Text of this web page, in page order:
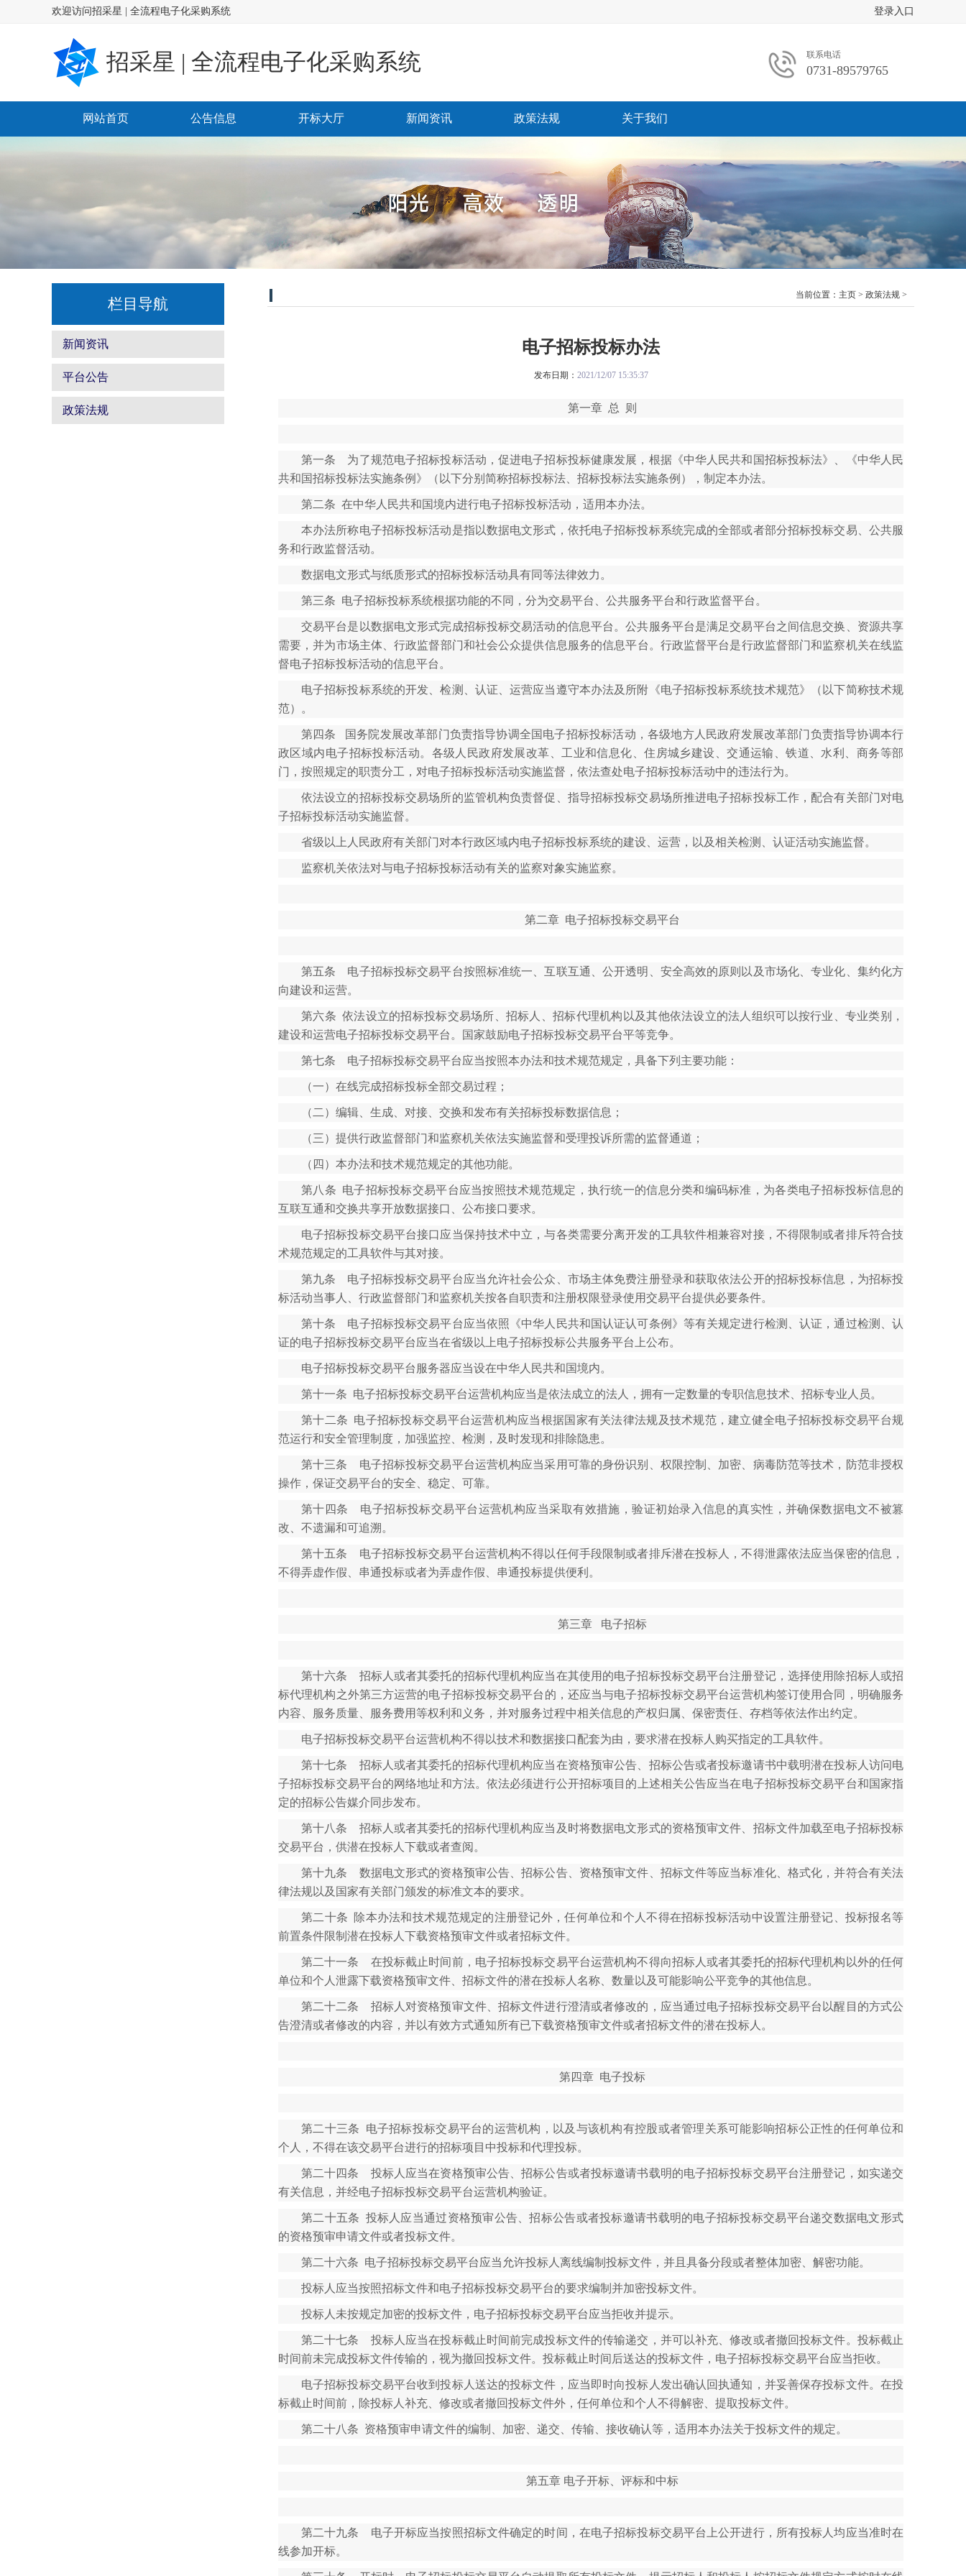
欢迎访问招采星 | 全流程电子化采购系统 登录入口
招采星 | 全流程电子化采购系统 联系电话
0731-89579765
网站首页 公告信息 开标大厅 新闻资讯 政策法规 关于我们
栏目导航
新闻资讯
平台公告
政策法规
当前位置： 主页 > 政策法规 >
电子招标投标办法
发布日期： 2021/12/07 15:35:37
第一章 总 则
第一条 为了规范电子招标投标活动，促进电子招标投标健康发展，根据《中华人民共和国招标投标法》、《中华人民
共和国招标投标法实施条例》（以下分别简称招标投标法、招标投标法实施条例），制定本办法。
第二条 在中华人民共和国境内进行电子招标投标活动，适用本办法。
本办法所称电子招标投标活动是指以数据电文形式，依托电子招标投标系统完成的全部或者部分招标投标交易、公共服
务和行政监督活动。
数据电文形式与纸质形式的招标投标活动具有同等法律效力。
第三条 电子招标投标系统根据功能的不同，分为交易平台、公共服务平台和行政监督平台。
交易平台是以数据电文形式完成招标投标交易活动的信息平台。公共服务平台是满足交易平台之间信息交换、资源共享
需要，并为市场主体、行政监督部门和社会公众提供信息服务的信息平台。行政监督平台是行政监督部门和监察机关在线监
督电子招标投标活动的信息平台。
电子招标投标系统的开发、检测、认证、运营应当遵守本办法及所附《电子招标投标系统技术规范》（以下简称技术规
范）。
第四条 国务院发展改革部门负责指导协调全国电子招标投标活动，各级地方人民政府发展改革部门负责指导协调本行
政区域内电子招标投标活动。各级人民政府发展改革、工业和信息化、住房城乡建设、交通运输、铁道、水利、商务等部
门，按照规定的职责分工，对电子招标投标活动实施监督，依法查处电子招标投标活动中的违法行为。
依法设立的招标投标交易场所的监管机构负责督促、指导招标投标交易场所推进电子招标投标工作，配合有关部门对电
子招标投标活动实施监督。
省级以上人民政府有关部门对本行政区域内电子招标投标系统的建设、运营，以及相关检测、认证活动实施监督。
监察机关依法对与电子招标投标活动有关的监察对象实施监察。
第二章 电子招标投标交易平台
第五条 电子招标投标交易平台按照标准统一、互联互通、公开透明、安全高效的原则以及市场化、专业化、集约化方
向建设和运营。
第六条 依法设立的招标投标交易场所、招标人、招标代理机构以及其他依法设立的法人组织可以按行业、专业类别，
建设和运营电子招标投标交易平台。国家鼓励电子招标投标交易平台平等竞争。
第七条 电子招标投标交易平台应当按照本办法和技术规范规定，具备下列主要功能：
（一）在线完成招标投标全部交易过程；
（二）编辑、生成、对接、交换和发布有关招标投标数据信息；
（三）提供行政监督部门和监察机关依法实施监督和受理投诉所需的监督通道；
（四）本办法和技术规范规定的其他功能。
第八条 电子招标投标交易平台应当按照技术规范规定，执行统一的信息分类和编码标准，为各类电子招标投标信息的
互联互通和交换共享开放数据接口、公布接口要求。
电子招标投标交易平台接口应当保持技术中立，与各类需要分离开发的工具软件相兼容对接，不得限制或者排斥符合技
术规范规定的工具软件与其对接。
第九条 电子招标投标交易平台应当允许社会公众、市场主体免费注册登录和获取依法公开的招标投标信息，为招标投
标活动当事人、行政监督部门和监察机关按各自职责和注册权限登录使用交易平台提供必要条件。
第十条 电子招标投标交易平台应当依照《中华人民共和国认证认可条例》等有关规定进行检测、认证，通过检测、认
证的电子招标投标交易平台应当在省级以上电子招标投标公共服务平台上公布。
电子招标投标交易平台服务器应当设在中华人民共和国境内。
第十一条 电子招标投标交易平台运营机构应当是依法成立的法人，拥有一定数量的专职信息技术、招标专业人员。
第十二条 电子招标投标交易平台运营机构应当根据国家有关法律法规及技术规范，建立健全电子招标投标交易平台规
范运行和安全管理制度，加强监控、检测，及时发现和排除隐患。
第十三条 电子招标投标交易平台运营机构应当采用可靠的身份识别、权限控制、加密、病毒防范等技术，防范非授权
操作，保证交易平台的安全、稳定、可靠。
第十四条 电子招标投标交易平台运营机构应当采取有效措施，验证初始录入信息的真实性，并确保数据电文不被篡
改、不遗漏和可追溯。
第十五条 电子招标投标交易平台运营机构不得以任何手段限制或者排斥潜在投标人，不得泄露依法应当保密的信息，
不得弄虚作假、串通投标或者为弄虚作假、串通投标提供便利。
第三章 电子招标
第十六条 招标人或者其委托的招标代理机构应当在其使用的电子招标投标交易平台注册登记，选择使用除招标人或招
标代理机构之外第三方运营的电子招标投标交易平台的，还应当与电子招标投标交易平台运营机构签订使用合同，明确服务
内容、服务质量、服务费用等权利和义务，并对服务过程中相关信息的产权归属、保密责任、存档等依法作出约定。
电子招标投标交易平台运营机构不得以技术和数据接口配套为由，要求潜在投标人购买指定的工具软件。
第十七条 招标人或者其委托的招标代理机构应当在资格预审公告、招标公告或者投标邀请书中载明潜在投标人访问电
子招标投标交易平台的网络地址和方法。依法必须进行公开招标项目的上述相关公告应当在电子招标投标交易平台和国家指
定的招标公告媒介同步发布。
第十八条 招标人或者其委托的招标代理机构应当及时将数据电文形式的资格预审文件、招标文件加载至电子招标投标
交易平台，供潜在投标人下载或者查阅。
第十九条 数据电文形式的资格预审公告、招标公告、资格预审文件、招标文件等应当标准化、格式化，并符合有关法
律法规以及国家有关部门颁发的标准文本的要求。
第二十条 除本办法和技术规范规定的注册登记外，任何单位和个人不得在招标投标活动中设置注册登记、投标报名等
前置条件限制潜在投标人下载资格预审文件或者招标文件。
第二十一条 在投标截止时间前，电子招标投标交易平台运营机构不得向招标人或者其委托的招标代理机构以外的任何
单位和个人泄露下载资格预审文件、招标文件的潜在投标人名称、数量以及可能影响公平竞争的其他信息。
第二十二条 招标人对资格预审文件、招标文件进行澄清或者修改的，应当通过电子招标投标交易平台以醒目的方式公
告澄清或者修改的内容，并以有效方式通知所有已下载资格预审文件或者招标文件的潜在投标人。
第四章 电子投标
第二十三条 电子招标投标交易平台的运营机构，以及与该机构有控股或者管理关系可能影响招标公正性的任何单位和
个人，不得在该交易平台进行的招标项目中投标和代理投标。
第二十四条 投标人应当在资格预审公告、招标公告或者投标邀请书载明的电子招标投标交易平台注册登记，如实递交
有关信息，并经电子招标投标交易平台运营机构验证。
第二十五条 投标人应当通过资格预审公告、招标公告或者投标邀请书载明的电子招标投标交易平台递交数据电文形式
的资格预审申请文件或者投标文件。
第二十六条 电子招标投标交易平台应当允许投标人离线编制投标文件，并且具备分段或者整体加密、解密功能。
投标人应当按照招标文件和电子招标投标交易平台的要求编制并加密投标文件。
投标人未按规定加密的投标文件，电子招标投标交易平台应当拒收并提示。
第二十七条 投标人应当在投标截止时间前完成投标文件的传输递交，并可以补充、修改或者撤回投标文件。投标截止
时间前未完成投标文件传输的，视为撤回投标文件。投标截止时间后送达的投标文件，电子招标投标交易平台应当拒收。
电子招标投标交易平台收到投标人送达的投标文件，应当即时向投标人发出确认回执通知，并妥善保存投标文件。在投
标截止时间前，除投标人补充、修改或者撤回投标文件外，任何单位和个人不得解密、提取投标文件。
第二十八条 资格预审申请文件的编制、加密、递交、传输、接收确认等，适用本办法关于投标文件的规定。
第五章 电子开标、评标和中标
第二十九条 电子开标应当按照招标文件确定的时间，在电子招标投标交易平台上公开进行，所有投标人均应当准时在
线参加开标。